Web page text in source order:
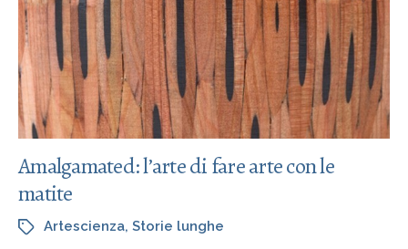
Amalgamated: l’arte di fare arte con le
matite
Artescienza, Storie lunghe